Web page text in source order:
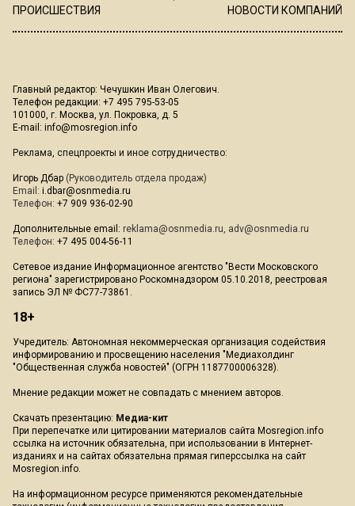
ПРОИСШЕСТВИЯ
НОВОСТИ КОМПАНИЙ
Главный редактор: Чечушкин Иван Олегович.
Телефон редакции: +7 495 795-53-05
101000, г. Москва, ул. Покровка, д. 5
E-mail: info@mosregion.info
Реклама, спецпроекты и иное сотрудничество:
Игорь Дбар (Руководитель отдела продаж)
Email: i.dbar@osnmedia.ru
Телефон: +7 909 936-02-90
Дополнительные email: reklama@osnmedia.ru, adv@osnmedia.ru
Телефон: +7 495 004-56-11
Сетевое издание Информационное агентство "Вести Московского
региона" зарегистрировано Роскомнадзором 05.10.2018, реестровая
запись ЭЛ № ФС77-73861.
18+
Учредитель: Автономная некоммерческая организация содействия
информированию и просвещению населения "Медиахолдинг
"Общественная служба новостей" (ОГРН 1187700006328).
Мнение редакции может не совпадать с мнением авторов.
Скачать презентацию: Медиа-кит
При перепечатке или цитировании материалов сайта Mosregion.info
ссылка на источник обязательна, при использовании в Интернет-
изданиях и на сайтах обязательна прямая гиперссылка на сайт
Mosregion.info.
На информационном ресурсе применяются рекомендательные